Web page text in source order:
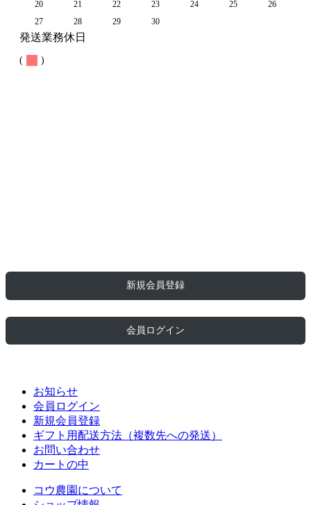
20
21 22 23 24 25
26
27
28 29 30
発送業務休日
( )
新規会員登録
会員ログイン
お知らせ
会員ログイン
新規会員登録
ギフト用配送方法（複数先への発送）
お問い合わせ
カートの中
コウ農園について